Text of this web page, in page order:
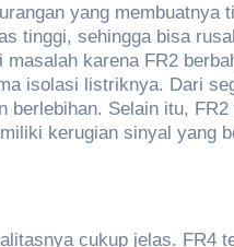
yang membuatnya
tinggi, sehingga bisa
karena FR2
isolasi listriknya. Dari
berlebihan. Selain itu,
kerugian sinyal yang
cukup jelas. FR4